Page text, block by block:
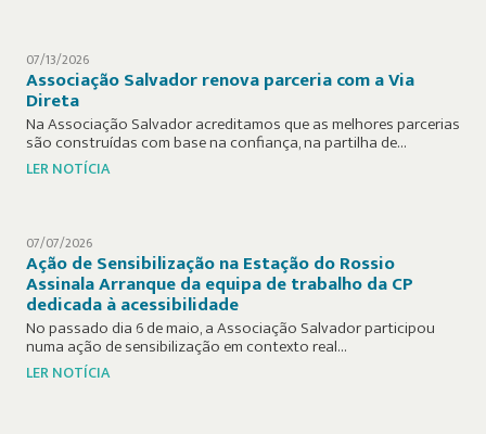
07/13/2026
Associação Salvador renova parceria com a Via
Direta
Na Associação Salvador acreditamos que as melhores parcerias
são construídas com base na confiança, na partilha de…
LER NOTÍCIA
07/07/2026
Ação de Sensibilização na Estação do Rossio
Assinala Arranque da equipa de trabalho da CP
dedicada à acessibilidade
No passado dia 6 de maio, a Associação Salvador participou
numa ação de sensibilização em contexto real…
LER NOTÍCIA